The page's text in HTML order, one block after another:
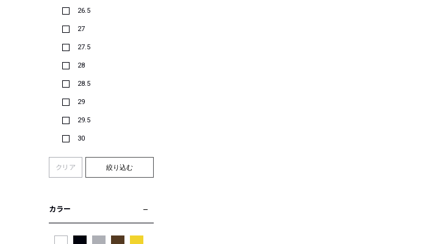
26.5
27
27.5
28
28.5
29
29.5
30
クリア 絞り込む
カラー